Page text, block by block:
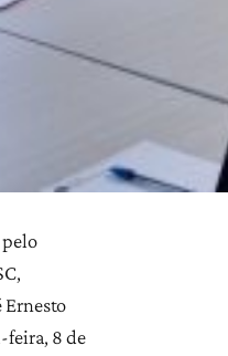
Ernesto
feira, 8 de